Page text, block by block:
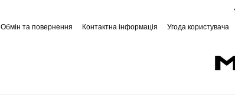
Обмін та повернення Контактна інформація Угода користувача